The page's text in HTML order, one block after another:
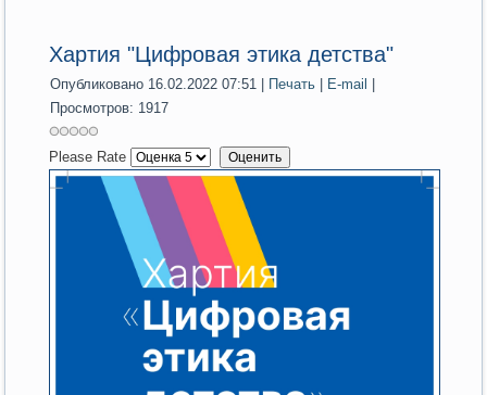
Хартия "Цифровая этика детства"
Опубликовано 16.02.2022 07:51 | Печать | E-mail |
Просмотров: 1917
Please Rate